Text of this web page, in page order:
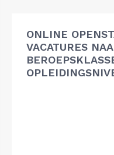
ONLINE
VACATURES